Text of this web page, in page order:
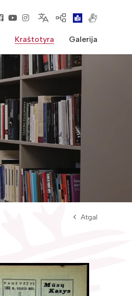
Kraštotyra Galerija
Atgal